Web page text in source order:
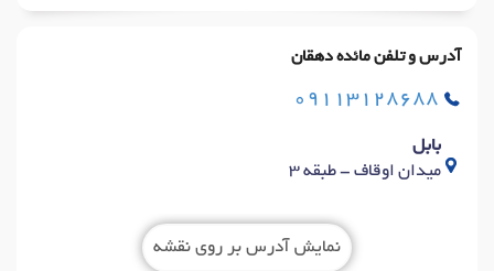
آدرس و تلفن مائده دهقان
09113128688
بابل
میدان اوقاف - طبقه 3
نمایش آدرس بر روی نقشه